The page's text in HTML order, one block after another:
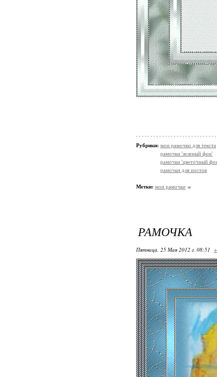
Рубрики: мои рамочки для текста
рамочки 'зеленый фон'
рамочки 'цветочный
рамочки для постов
Метки: мои рамочки
РАМОЧКА
Пятница, 25 Мая 2012 г. 08:51